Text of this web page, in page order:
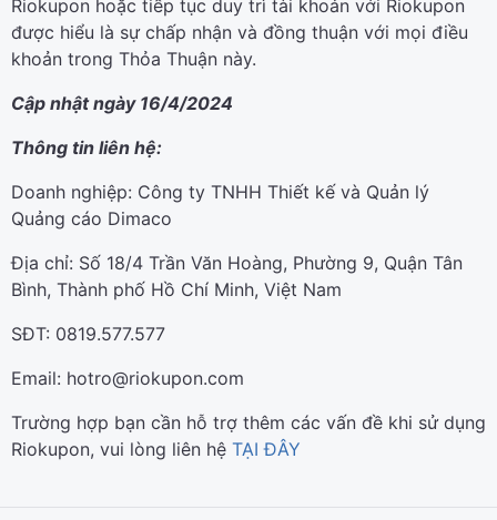
Riokupon hoặc tiếp tục duy trì tài khoản với Riokupon
được hiểu là sự chấp nhận và đồng thuận với mọi điều
khoản trong Thỏa Thuận này.
Cập nhật ngày 16/4/2024
Thông tin liên hệ:
Doanh nghiệp: Công ty TNHH Thiết kế và Quản lý
Quảng cáo Dimaco
Địa chỉ: Số 18/4 Trần Văn Hoàng, Phường 9, Quận Tân
Bình, Thành phố Hồ Chí Minh, Việt Nam
SĐT: 0819.577.577
Email: hotro@riokupon.com
Trường hợp bạn cần hỗ trợ thêm các vấn đề khi sử dụng
Riokupon, vui lòng liên hệ TẠI ĐÂY